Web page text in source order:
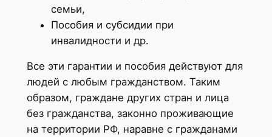
семьи,
Пособия и субсидии при
инвалидности и др.
Все эти гарантии и пособия действуют для
людей с любым гражданством. Таким
образом, граждане других стран и лица
без гражданства, законно проживающие
на территории РФ, наравне с гражданами